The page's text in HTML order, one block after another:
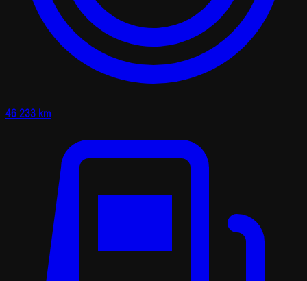
46 233 km